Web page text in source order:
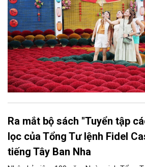
Ra mắt bộ sách "Tuyển tập
lọc của Tổng Tư lệnh Fidel
tiếng Tây Ban Nha